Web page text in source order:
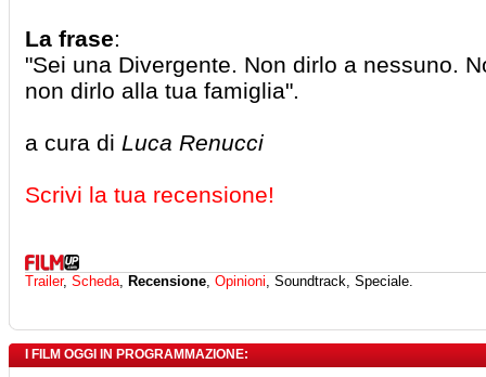
La frase:
"Sei una Divergente. Non dirlo a nessuno.
non dirlo alla tua famiglia".
a cura di Luca Renucci
Scrivi la tua recensione!
Trailer, Scheda, Recensione, Opinioni, Soundtrack, Speciale.
I FILM OGGI IN PROGRAMMAZIONE: